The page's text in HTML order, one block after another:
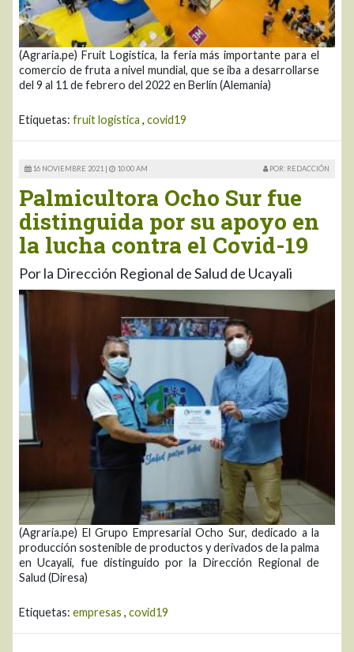
(Agraria.pe) Fruit Logistica, la feria más importante para el
comercio de fruta a nivel mundial, que se iba a desarrollarse
del 9 al 11 de febrero del 2022 en Berlín (Alemania)
Etiquetas: fruit logistica , covid19
16 NOVIEMBRE 2021 | 10:00 AM POR: REDACCIÓN
Palmicultora Ocho Sur fue
distinguida por su apoyo en
la lucha contra el Covid-19
Por la Dirección Regional de Salud de Ucayali
(Agraria.pe) El Grupo Empresarial Ocho Sur, dedicado a la
producción sostenible de productos y derivados de la palma
en Ucayali, fue distinguido por la Dirección Regional de
Salud (Diresa)
Etiquetas: empresas , covid19